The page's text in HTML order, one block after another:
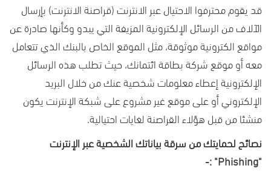
قد يقوم محترفوا الاحتيال عبر الانترنت (قراصنة الانترنت) بإرسال
الآلاف من الرسائل الإلكترونية المزيفة التي يبدو وكأنها صادرة عن
مواقع الكترونية موثوقة، مثل الموقع الخاص بالبنك الذي تتعامل
معه أو موقع شركة بطاقة ائتمانك، حيث تطلب هذه الرسائل
الإلكترونية إعطاء معلومات شخصية عنك من خلال البريد
الإلكتروني أو على موقع غير مشروع على شبكة الإنترنت يكون
منشئا من قبل هؤلاء القراصنة لغايات احتيالية.
نصائح لحمايتك من سرقة بياناتك الشخصية عبر الإنترنت
"
Phishing
" :-